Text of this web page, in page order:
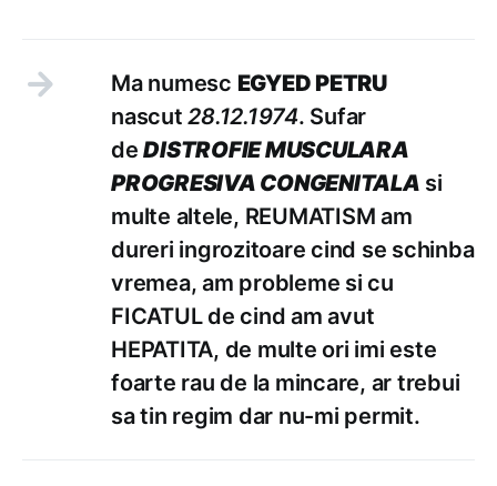
Ma numesc EGYED PETRU
nascut28.12.1974. Sufar
deDISTROFIE MUSCULARA
PROGRESIVA CONGENITALA si
multe altele, REUMATISM am
dureri ingrozitoare cind se schinba
vremea, am probleme si cu
FICATUL de cind am avut
HEPATITA, de multe ori imi este
foarte rau de la mincare, ar trebui
sa tin regim dar nu-mi permit.